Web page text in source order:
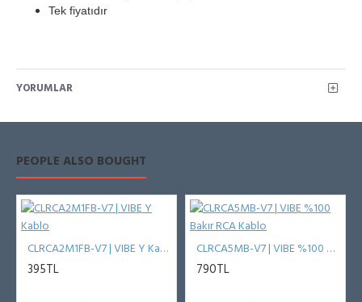
Tek fiyatıdır
YORUMLAR
PEOPLE ALSO BOUGHT
CLRCA2M1FB-V7 | VIBE Y Kablo
395TL
CLRCA5MB-V7 | VIBE %100 Bakır RCA Kablo
790TL